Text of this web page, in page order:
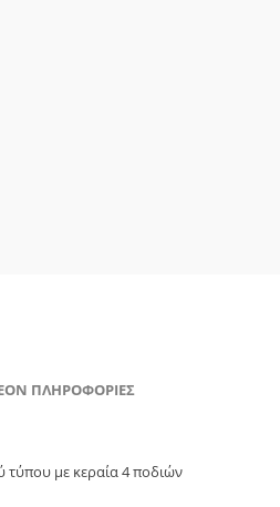
ΠΛΗΡΟΦΟΡΊΕΣ
τύπου με κεραία 4 ποδιών